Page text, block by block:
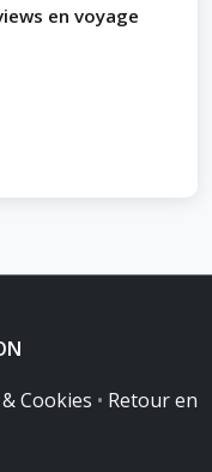
en voyage
Cookies • Retour en